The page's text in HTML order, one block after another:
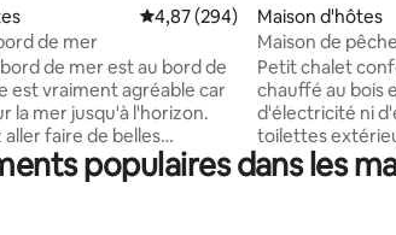
de 230 commentaires : 4,9 sur 5
Évaluation moyenne sur la
4,87 (294)
de mer
de mer est au bord de
est vraiment agréable car
la mer jusqu'à l'horizon.
aller faire de belles
nager. Peut-être en
promenade sur la glace.
Maison d'hôtes
Maison de
Petit chalet
chauffé au bois
d'électricité ni
toilettes
estivale
finlandais avec
populaires dans les